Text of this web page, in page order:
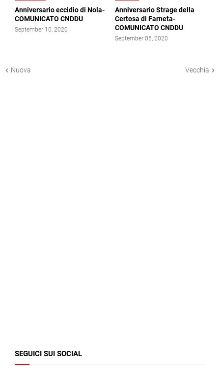
Anniversario eccidio di Nola-
COMUNICATO CNDDU
September 10, 2020
Anniversario Strage della
Certosa di Farneta-
COMUNICATO CNDDU
September 05, 2020
Nuova Vecchia
SEGUICI SUI SOCIAL